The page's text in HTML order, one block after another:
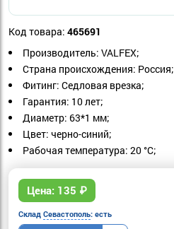
Код товара: 465691
Производитель: VALFEX;
Страна происхождения: Россия;
Фитинг: Седловая врезка;
Гарантия: 10 лет;
Диаметр: 63*1 мм;
Цвет: черно-синий;
Рабочая температура: 20 °С;
Цена: 135 ₽
Склад Севастополь: есть